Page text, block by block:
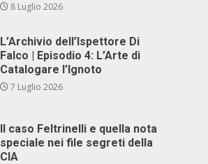
8 Luglio 2026
L’Archivio dell’Ispettore Di
Falco | Episodio 4: L’Arte di
Catalogare l’Ignoto
7 Luglio 2026
Il caso Feltrinelli e quella nota
speciale nei file segreti della
CIA